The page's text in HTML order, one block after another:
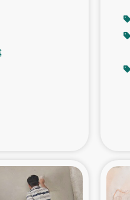
避難民への物資配付および
イ国境ミャンマー移民子ども
海外ルーツの市民との共生